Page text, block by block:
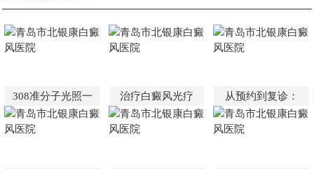
308准分子光照一 治疗白癜风光疗 从预约到复诊：